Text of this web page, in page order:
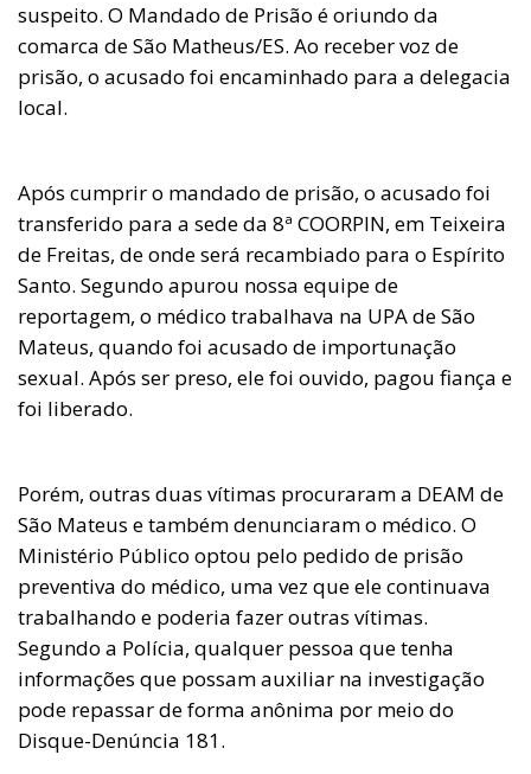
suspeito. O Mandado de Prisão é oriundo da
comarca de São Matheus/ES. Ao receber voz de
prisão, o acusado foi encaminhado para a delegacia
local.
Após cumprir o mandado de prisão, o acusado foi
transferido para a sede da 8ª COORPIN, em Teixeira
de Freitas, de onde será recambiado para o Espírito
Santo. Segundo apurou nossa equipe de
reportagem, o médico trabalhava na UPA de São
Mateus, quando foi acusado de importunação
sexual. Após ser preso, ele foi ouvido, pagou fiança e
foi liberado.
Porém, outras duas vítimas procuraram a DEAM de
São Mateus e também denunciaram o médico. O
Ministério Público optou pelo pedido de prisão
preventiva do médico, uma vez que ele continuava
trabalhando e poderia fazer outras vítimas.
Segundo a Polícia, qualquer pessoa que tenha
informações que possam auxiliar na investigação
pode repassar de forma anônima por meio do
Disque-Denúncia 181.